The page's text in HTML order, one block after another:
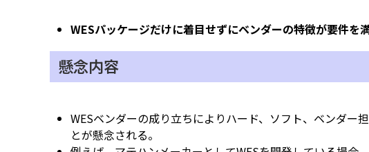
WESパッケージだけに着目せずにベンダーの特徴が要件を
懸念内容
WESベンダーの成り立ちによりハード、ソフト、ベンダー
とが懸念される。